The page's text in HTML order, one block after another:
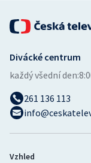
Ostatní
Divácké centrum
každý všední den:
261 136 113
Vzhled